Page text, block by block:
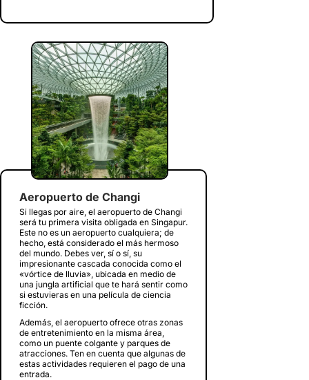
Aeropuerto de Changi
Si llegas por aire, el aeropuerto de Changi
será tu primera visita obligada en Singapur.
Este no es un aeropuerto cualquiera; de
hecho, está considerado el más hermoso
del mundo. Debes ver, sí o sí, su
impresionante cascada conocida como el
«vórtice de lluvia», ubicada en medio de
una jungla artificial que te hará sentir como
si estuvieras en una película de ciencia
ficción.
Además, el aeropuerto ofrece otras zonas
de entretenimiento en la misma área,
como un puente colgante y parques de
atracciones. Ten en cuenta que algunas de
estas actividades requieren el pago de una
entrada.